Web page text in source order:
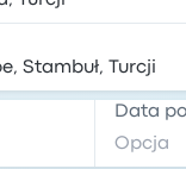
Data